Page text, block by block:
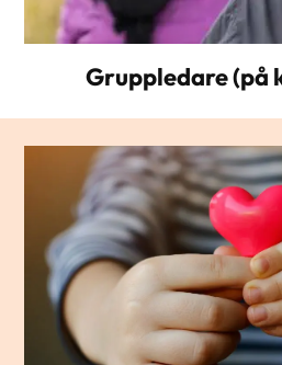
Gruppledare (på